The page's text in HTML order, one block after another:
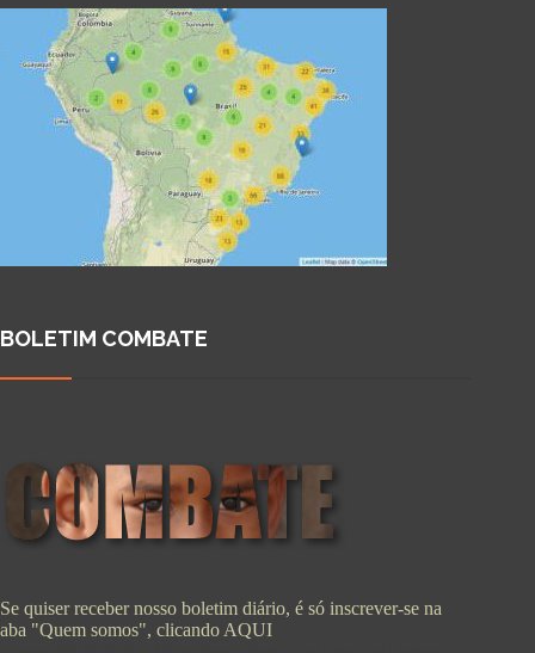
BOLETIM COMBATE
Se quiser receber nosso boletim diário, é só inscrever-se na
aba "Quem somos", clicando AQUI